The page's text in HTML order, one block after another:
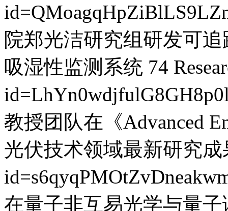
院郑光洁研究组研发可
吸湿性监测系统 74
教授团队在《Advanced
光伏技术领域最新研究成
在量子非互易光学与量